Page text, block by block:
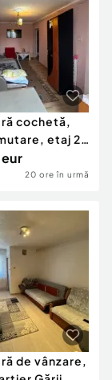
cochetă,
etaj 2,
??
20 ore în urmă
de vânzare,